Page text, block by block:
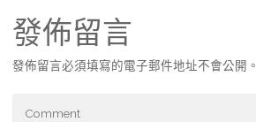
發佈留言
發佈留言必須填寫的電子郵件地址不會公開。